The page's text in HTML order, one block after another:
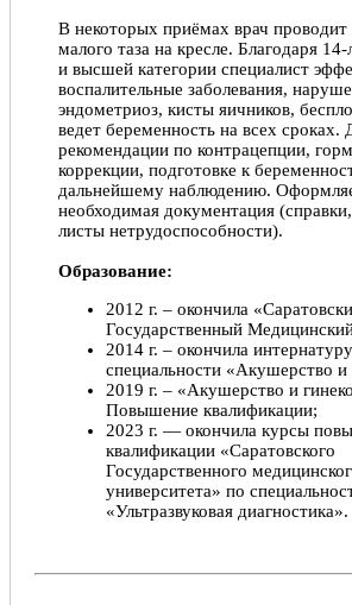
В некоторых приёмах врач
малого таза на кресле. Благодаря
и высшей категории специалист
воспалительные заболевания,
эндометриоз, кисты яичников,
ведет беременность на всех сроках.
рекомендации по контрацепции,
коррекции, подготовке к
дальнейшему наблюдению.
необходимая документация
листы нетрудоспособности).
Образование:
2012 г. – окончила
Государственный
2014 г. – окончила
специальности «Акушерство и
2019 г. – «Акушерство и
Повышение квалификации;
2023 г. — окончила курсы
квалификации «Саратовского
Государственного
университета» по
«Ультразвуковая диагностика».